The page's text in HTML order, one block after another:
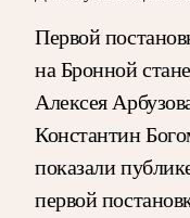
Первой
на Бронной
Алексея
Константин
показали
первой